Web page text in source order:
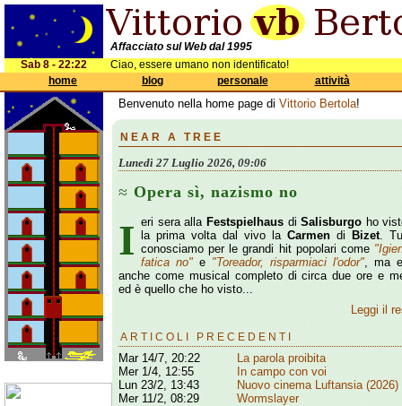
Affacciato sul Web dal 1995
Sab 8 - 22:22
Ciao, essere umano non identificato!
home
blog personale attività
Benvenuto nella home page di Vittorio Bertola!
NEAR A TREE
Lunedì 27 Luglio 2026, 09:06
Opera sì, nazismo no
Ieri sera alla FestspielhausdiSalisburgo ho
la prima volta dal vivo laCarmen di Bizet.
conosciamo per le grandi hit popolari come
fatica no" e "Toreador, risparmiaci l'odor", ma
anche come musical completo di circa due ore e
ed è quello che ho visto...
Leggi il
ARTICOLI PRECEDENTI
Mar 14/7, 20:22
La parola proibita
Mer 1/4, 12:55
In campo con voi
Lun 23/2, 13:43
Nuovo cinema Luftansia (2026)
Mer 11/2, 08:29
Wormslayer